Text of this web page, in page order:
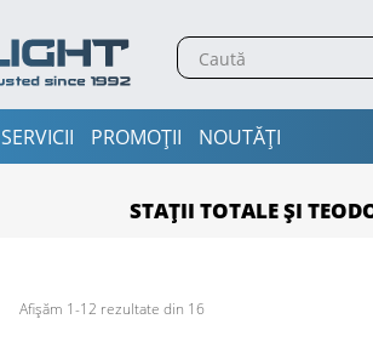
SERVICII PROMOȚII NOUTĂȚI
STAȚII TOTALE ȘI
Afișăm 1-12 rezultate din 16